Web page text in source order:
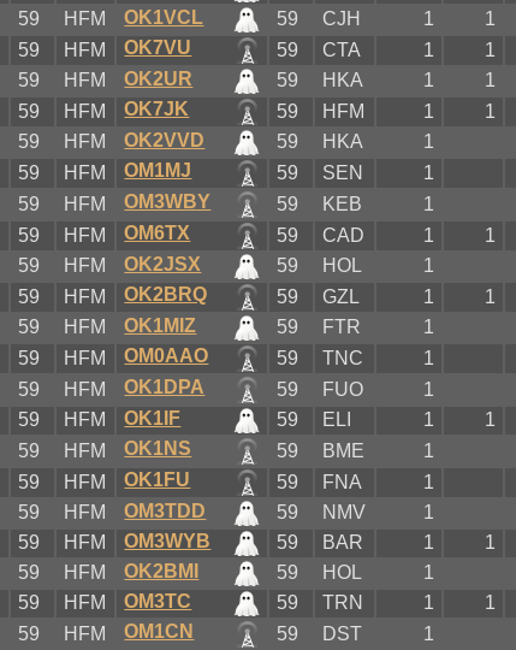
59 HFM OK1VCL 59 CJH 1
1
59 HFM OK7VU 59 CTA 1
1
59 HFM OK2UR 59 HKA 1
1
59 HFM OK7JK 59 HFM 1
1
59 HFM OK2VVD 59 HKA
1
59 HFM OM1MJ 59 SEN
1
59 HFM OM3WBY 59 KEB
1
59 HFM OM6TX 59 CAD 1
1
59 HFM OK2JSX 59 HOL
1
59 HFM OK2BRQ 59 GZL 1
1
59 HFM OK1MIZ 59 FTR
1
59 HFM OM0AAO 59 TNC
1
59 HFM OK1DPA 59 FUO
1
59 HFM OK1IF 59 ELI 1
1
59 HFM OK1NS 59 BME
1
59 HFM OK1FU 59 FNA
1
59 HFM OM3TDD 59 NMV
1
59 HFM OM3WYB 59 BAR 1
1
59 HFM OK2BMI 59 HOL
1
59 HFM OM3TC 59 TRN 1
1
59 HFM OM1CN 59 DST
1